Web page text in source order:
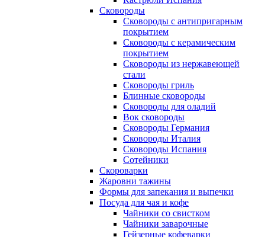
Сковороды
Сковороды с антипригарным
покрытием
Сковороды с керамическим
покрытием
Сковороды из нержавеющей
стали
Сковороды гриль
Блинные сковороды
Сковороды для оладий
Вок сковороды
Сковороды Германия
Сковороды Италия
Сковороды Испания
Сотейники
Скороварки
Жаровни тажины
Формы для запекания и выпечки
Посуда для чая и кофе
Чайники со свистком
Чайники заварочные
Гейзерные кофеварки